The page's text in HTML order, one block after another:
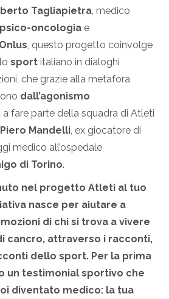
Tagliapietra, medico
psico-oncologia e
, questo progetto coinvolge
sport italiano in dialoghi
che grazie alla metafora
dall’agonismo
a fare parte della squadra di Atleti
Mandelli, ex giocatore di
medico all’ospedale
di Torino.
nel progetto Atleti al tuo
nasce per aiutare a
di chi si trova a vivere
cancro, attraverso i racconti,
dello sport. Per la prima
un testimonial sportivo che
diventato medico: la tua